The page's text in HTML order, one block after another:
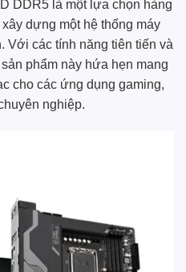
DDR5 là một lựa chọn hàng
dựng một hệ thống máy
Với các tính năng tiên tiến và
phẩm này hứa hẹn mang
cho các ứng dụng gaming,
nghiệp.